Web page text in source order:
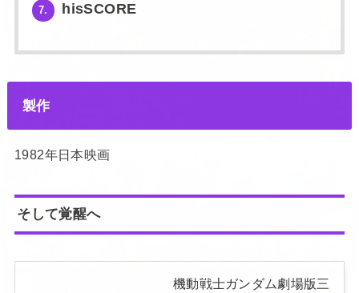
7. hisSCORE
製作
1982年日本映画
そして覚醒へ
機動戦士ガンダム劇場版三